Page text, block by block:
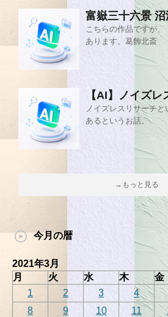
富嶽三十六景 沼
こちらの作品ですが、
あります。葛飾北斎
【AI】ノイズレ
ノイズレスリサーチ
あるというお話。
→もっと見る
今月の暦
2021年3月
月
火 水 木 金
1
2 3 4
8
9 10 11